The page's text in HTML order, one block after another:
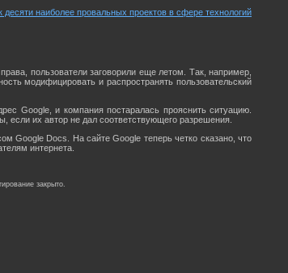
десяти наиболее провальных проектов в сфере технологий
пользователи заговорили еще летом. Так, например,
модифицировать и распространять пользовательский
Google, и компания постаралась прояснить ситуацию.
если их автор не дал соответствующего разрешения.
Google Docs. На сайте Google теперь четко сказано, что
интернета.
закрыто.